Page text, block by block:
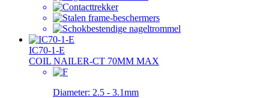
IC70-1-E
COIL NAILER-CT 70MM MAX
Diameter: 2.5 - 3.1mm